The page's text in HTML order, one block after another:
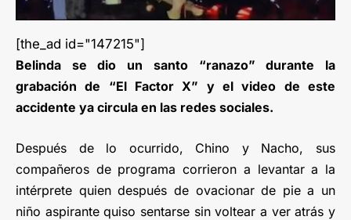
[the_ad id="147215"]
Belinda se dio un santo “ranazo” durante la
grabación de “El Factor X” y el video de este
accidente ya circula en las redes sociales.
Después de lo ocurrido, Chino y Nacho, sus
compañeros de programa corrieron a levantar a la
intérprete quien después de ovacionar de pie a un
niño aspirante quiso sentarse sin voltear a ver atrás y